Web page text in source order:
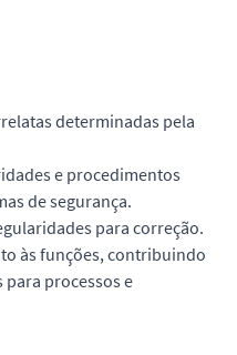
determinadas pela
e procedimentos
de segurança.
para correção.
às funções, contribuindo
para processos e